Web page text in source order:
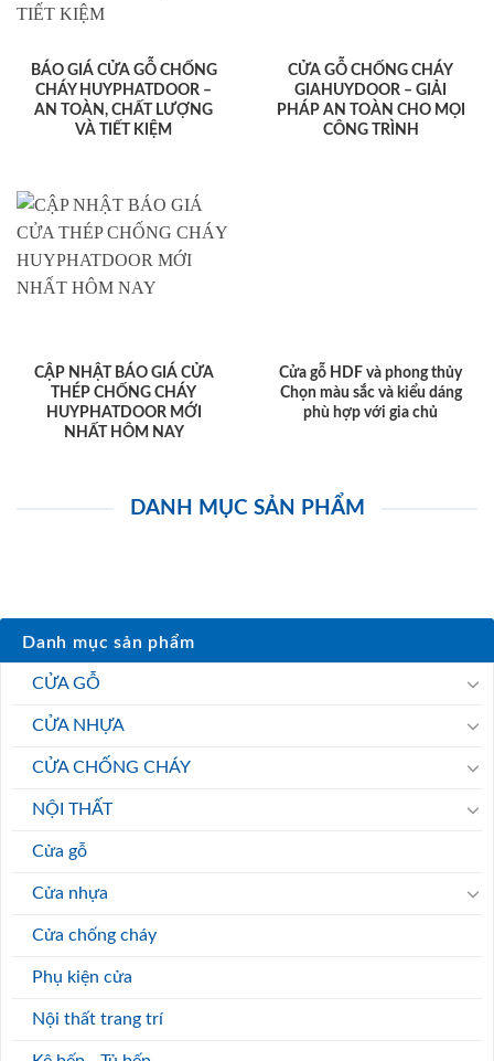
BÁO GIÁ CỬA GỖ CHỐNG
CHÁY HUYPHATDOOR –
AN TOÀN, CHẤT LƯỢNG
VÀ TIẾT KIỆM
CỬA GỖ CHỐNG CHÁY
GIAHUYDOOR – GIẢI
PHÁP AN TOÀN CHO MỌI
CÔNG TRÌNH
CẬP NHẬT BÁO GIÁ CỬA
THÉP CHỐNG CHÁY
HUYPHATDOOR MỚI
NHẤT HÔM NAY
Cửa gỗ HDF và phong thủy
Chọn màu sắc và kiểu dáng
phù hợp với gia chủ
DANH MỤC SẢN PHẨM
Danh mục sản phẩm
CỬA GỖ
CỬA NHỰA
CỬA CHỐNG CHÁY
NỘI THẤT
Cửa gỗ
Cửa nhựa
Cửa chống cháy
Phụ kiện cửa
Nội thất trang trí